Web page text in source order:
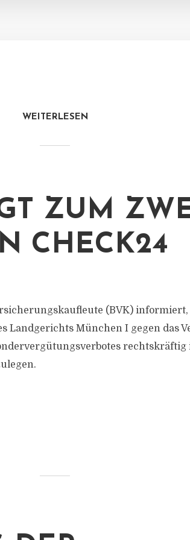
WEITERLESEN
ZUM
CHECK24
(BVK) informiert,
Landgerichts München I gegen das
rechtskräftig